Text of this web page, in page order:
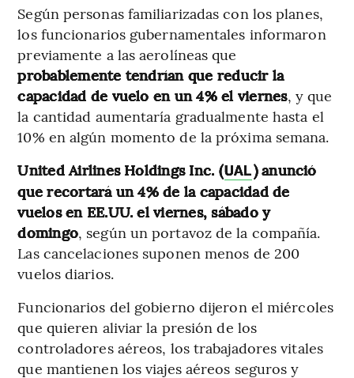
Según personas familiarizadas con los planes,
los funcionarios gubernamentales informaron
previamente a las aerolíneas que
probablemente tendrían que reducir la
capacidad de vuelo en un 4% el viernes, y que
la cantidad aumentaría gradualmente hasta el
10% en algún momento de la próxima semana.
United Airlines Holdings Inc. (UAL) anunció
que recortará un 4% de la capacidad de
vuelos en EE.UU. el viernes, sábado y
domingo, según un portavoz de la compañía.
Las cancelaciones suponen menos de 200
vuelos diarios.
Funcionarios del gobierno dijeron el miércoles
que quieren aliviar la presión de los
controladores aéreos, los trabajadores vitales
que mantienen los viajes aéreos seguros y